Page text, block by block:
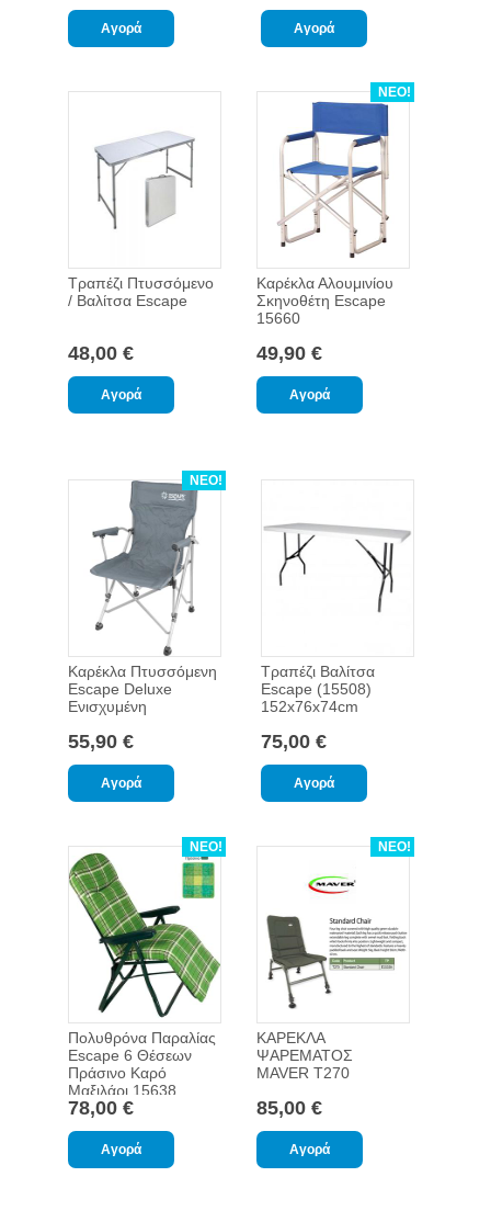
48,00 €
Τραπέζι Πτυσσόμενο
/ Βαλίτσα Escape
ΝΕΟ!
49,90 €
Καρέκλα Αλουμινίου
Σκηνοθέτη Escape
15660
ΝΕΟ!
55,90 €
Καρέκλα Πτυσσόμενη
Escape Deluxe
Ενισχυμένη
75,00 €
Τραπέζι Βαλίτσα
Escape (15508)
152x76x74cm
ΝΕΟ!
78,00 €
Πολυθρόνα Παραλίας
Escape 6 Θέσεων
Πράσινο Καρό
Μαξιλάρι 15638
ΝΕΟ!
85,00 €
ΚΑΡΕΚΛΑ
ΨΑΡΕΜΑΤΟΣ
MAVER T270